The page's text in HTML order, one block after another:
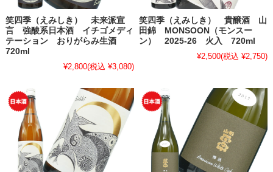
笑四季（えみしき） 未来派宣
言 強酸系日本酒 イチゴメディ
テーション おりがらみ生酒
720ml
¥2,800(税込 ¥3,080)
笑四季（えみしき） 貴醸酒 山
田錦 MONSOON（モンスー
ン） 2025-26 火入 720ml
¥2,500(税込 ¥2,750)